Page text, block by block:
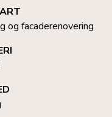
og facaderenovering